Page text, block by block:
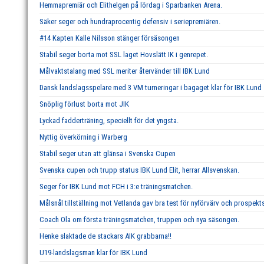
Hemmapremiär och Elithelgen på lördag i Sparbanken Arena.
Säker seger och hundraprocentig defensiv i seriepremiären.
#14 Kapten Kalle Nilsson stänger försäsongen
Stabil seger borta mot SSL laget Hovslätt IK i genrepet.
Målvaktstalang med SSL meriter återvänder till IBK Lund
Dansk landslagsspelare med 3 VM turneringar i bagaget klar för IBK Lund
Snöplig förlust borta mot JIK
Lyckad fadderträning, speciellt för det yngsta.
Nyttig överkörning i Warberg
Stabil seger utan att glänsa i Svenska Cupen
Svenska cupen och trupp status IBK Lund Elit, herrar Allsvenskan.
Seger för IBK Lund mot FCH i 3:e träningsmatchen.
Målsnål tillställning mot Vetlanda gav bra test för nyförvärv och
Coach Ola om första träningsmatchen, truppen och nya säsongen.
Henke slaktade de stackars AIK grabbarna!!
U19-landslagsman klar för IBK Lund